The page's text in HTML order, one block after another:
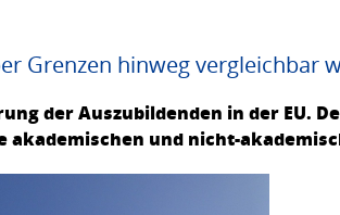
Grenzen hinweg vergleichbar
der Auszubildenden in der EU.
akademischen und nicht-